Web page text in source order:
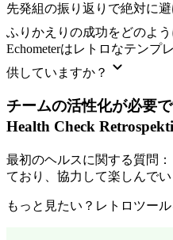
先発組の振り返りで絶対に
ふりかえりの成功をどのよ
Echometerはレトロなテンプ
供していますか？
チームの活性化が必要
Health Check
最初のヘルスに関する質問
ており、協力して楽しんでい
もっと見たい？レトロツール